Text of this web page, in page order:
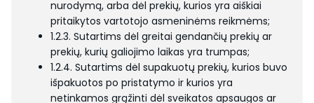
nurodymą, arba dėl prekių, kurios yra aiškiai
pritaikytos vartotojo asmeninėms reikmėms;
1.2.3. Sutartims dėl greitai gendančių prekių ar
prekių, kurių galiojimo laikas yra trumpas;
1.2.4. Sutartims dėl supakuotų prekių, kurios buvo
išpakuotos po pristatymo ir kurios yra
netinkamos grąžinti dėl sveikatos apsaugos ar